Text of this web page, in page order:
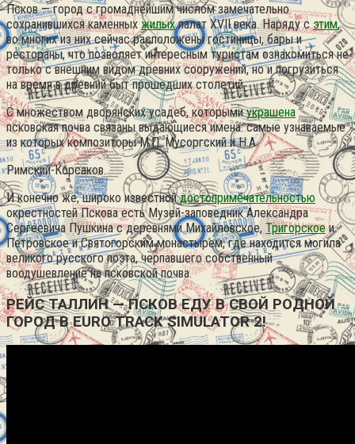
Псков — город с громаднейшим числом замечательно
сохранившихся каменных жилыхпалат XVII века. Наряду сэтим,
во многих из них сейчас расположены гостиницы, бары и
рестораны, что позволяет интересным туристам ознакомиться не
только с внешним видом древних сооружений, но и погрузиться
на время в древний быт прошедших столетий.
С множеством дворянских усадеб, которымиукрашена
псковская почва связаны выдающиеся имена: самые узнаваемые
из которых композиторы М.П. Мусоргский и Н.А.
Римский-Корсаков.
И конечно же, широко известнойдостопримечательностью
окрестностей Пскова есть Музей-заповедник Александра
Сергеевича Пушкина с деревнями Михайловское,Тригорскоеи
Петровское и Святогорским монастырем, где находится могила
великого русского поэта, черпавшего собственный
воодушевление на псковской почва.
РЕЙС ТАЛЛИН — ПСКОВ ЕДУ В СВОЙ РОДНОЙ
ГОРОД В EURO TRACK SIMULATOR 2!